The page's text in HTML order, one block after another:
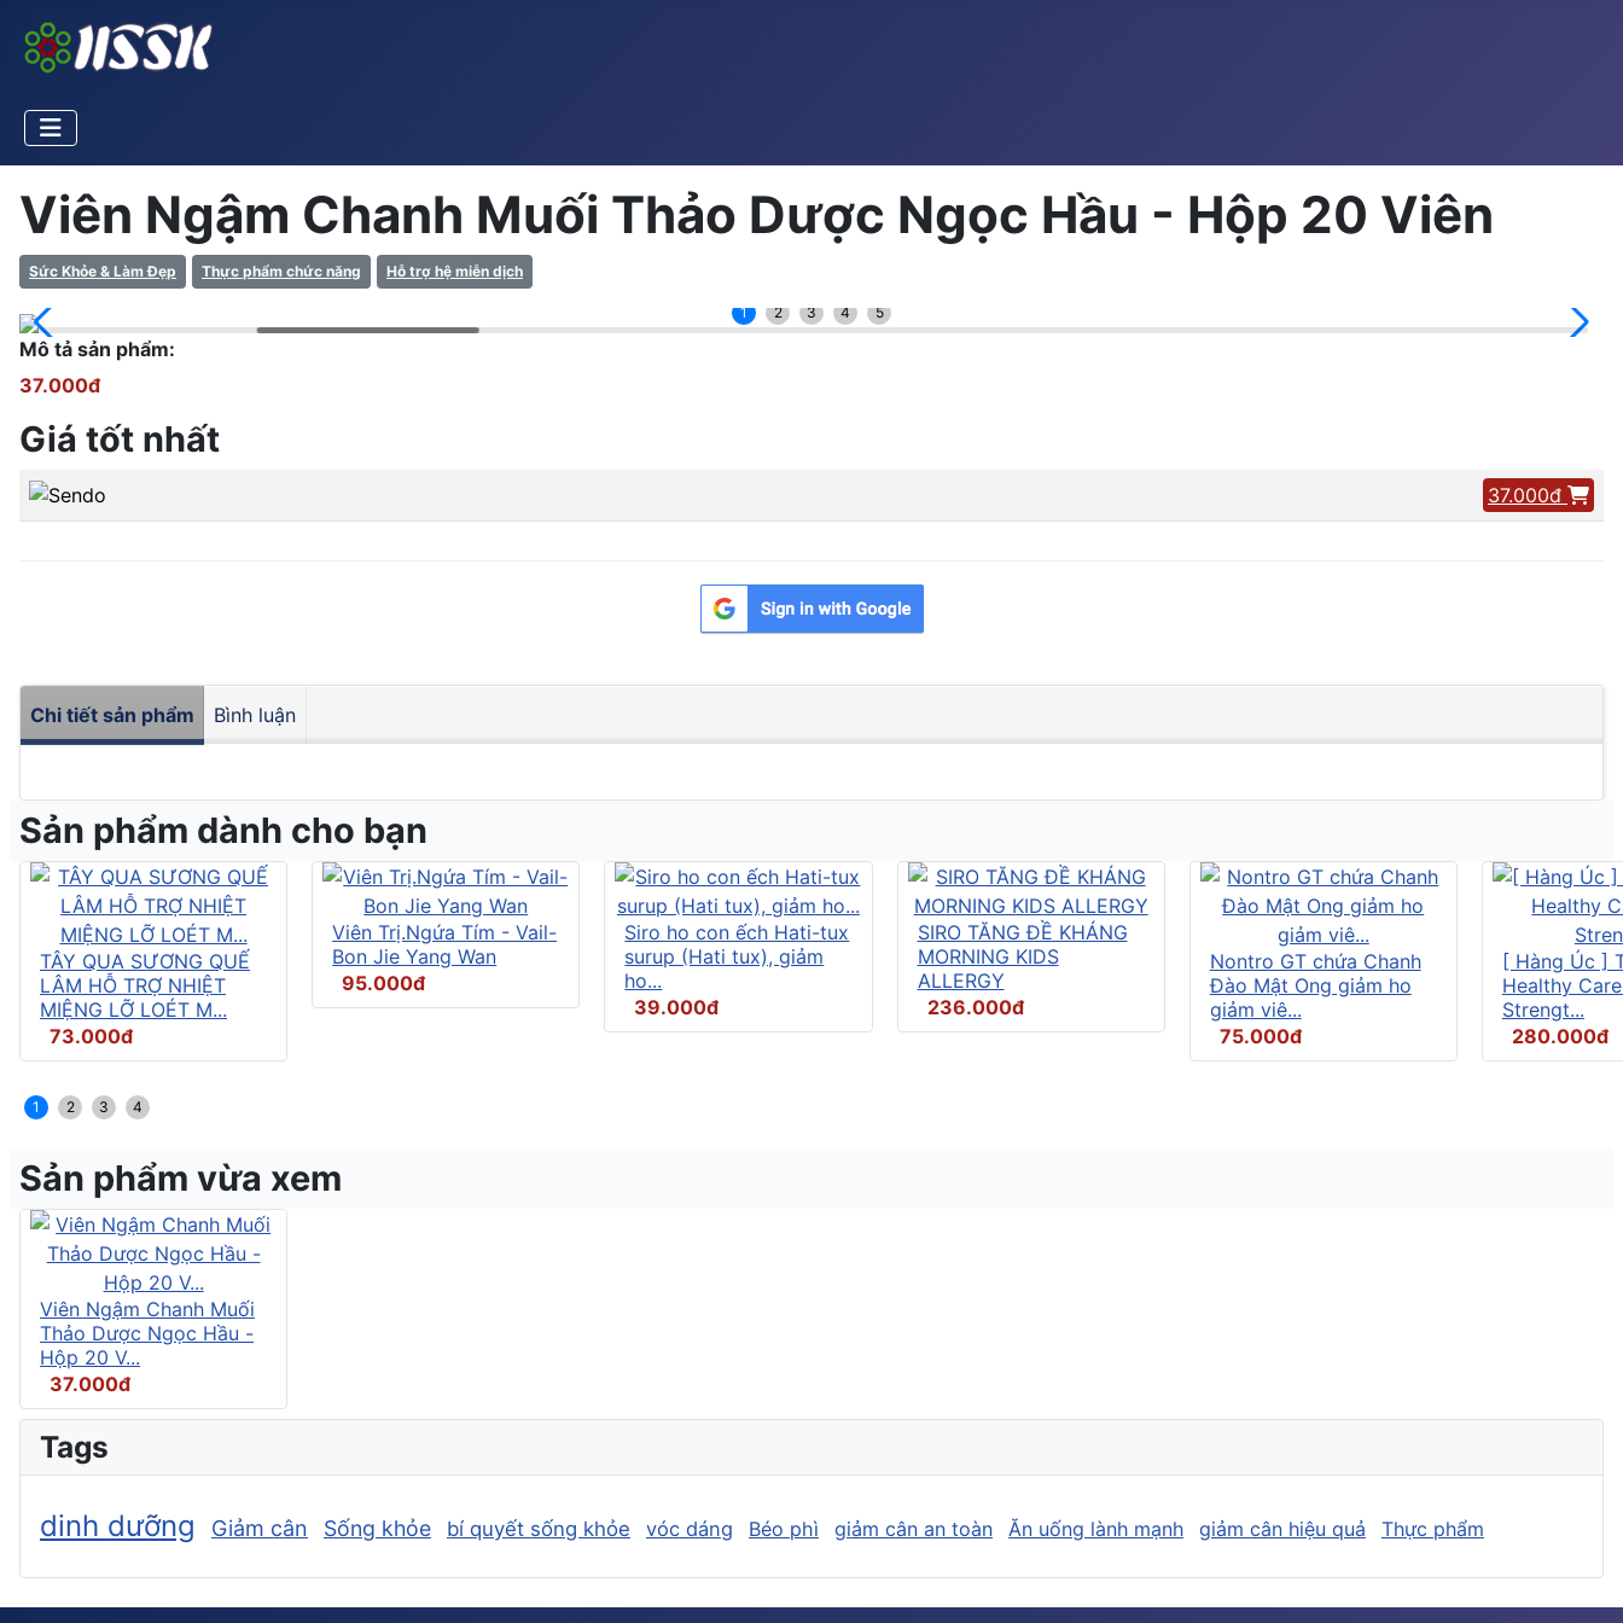
Viên Ngậm Chanh Muối Thảo Dược Ngọc Hầu - Hộp 20 Viên
Sức Khỏe & Làm Đẹp Thực phẩm chức năng Hỗ trợ hệ miễn dịch
1 2 3 4 5
Mô tả sản phẩm:
37.000đ
Giá tốt nhất
37.000đ
Chi tiết sản phẩm Bình luận
Sản phẩm dành cho bạn
TÂY QUA SƯƠNG QUẾ
LÂM HỖ TRỢ NHIỆT
MIỆNG LỠ LOÉT M...
73.000đ
Viên Trị.Ngứa Tím - Vail-
Bon Jie Yang Wan
95.000đ
Siro ho con ếch Hati-tux
surup (Hati tux), giảm
ho...
39.000đ
SIRO TĂNG ĐỀ KHÁNG
MORNING KIDS
ALLERGY
236.000đ
Nontro GT chứa Chanh
Đào Mật Ong giảm ho
giảm viê...
75.000đ
[ Hàng Úc ]
Healthy
Strengt...
280.000đ
1 2 3 4
Sản phẩm vừa xem
Viên Ngậm Chanh Muối
Thảo Dược Ngọc Hầu -
Hộp 20 V...
37.000đ
Tags
dinh dưỡng Giảm cân Sống khỏe bí quyết sống khỏe vóc dáng Béo phì giảm cân an toàn Ăn uống lành mạnh giảm cân hiệu quả Thực phẩm